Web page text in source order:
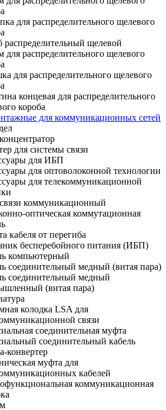
для распределительного щелевого
распределительный щелевой
для распределительного щелевого
для распределительного щелевого
концевая для распределительного
короба
для коммуникационных сетей
для системы связи
для ИБП
для оптоволоконной технологии
для телекоммуникационной
коммуникационный
оптическая коммутационная
кабеля от перегиба
бесперебойного питания (ИБП)
компьютерный
соединительный медный (витая пара)
соединительный медный
(витая пара)
колодка LSA для
связи
соединительная муфта
соединительный кабель
конвертер
муфта для
кабелей
коммуникационная